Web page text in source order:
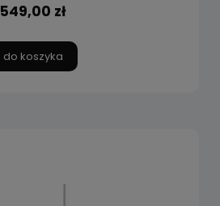
549,00 zł
do koszyka